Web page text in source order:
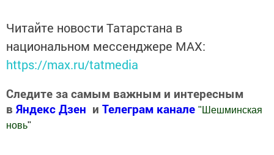
Читайте новости Татарстана в
национальном мессенджере MАХ:
https://max.ru/tatmedia
Следите за самым важным и интересным
в Яндекс Дзен и Телеграм канале " Шешминская
новь"